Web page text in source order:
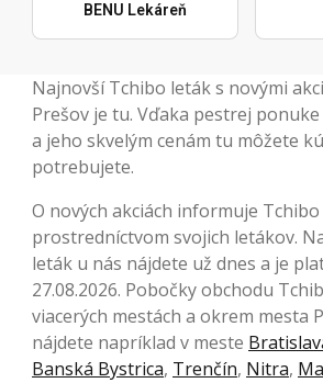
BENU Lekáreň
Najnovší Tchibo leták s novými
Prešov je tu. Vďaka pestrej
a jeho skvelým cenám tu môžete
potrebujete.
O nových akciách informuje
prostredníctvom svojich letákov.
leták u nás nájdete už dnes a je
27.08.2026. Pobočky obchodu
viacerých mestách a okrem mesta
nájdete napríklad v meste
Banská Bystrica, Trenčín, Nitra,